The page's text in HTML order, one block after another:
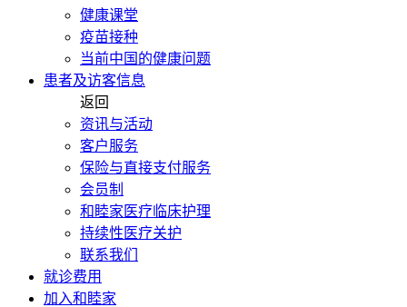
健康课堂
疫苗接种
当前中国的健康问题
患者及访客信息
返回
资讯与活动
客户服务
保险与直接支付服务
会员制
和睦家医疗临床护理
持续性医疗关护
联系我们
就诊费用
加入和睦家